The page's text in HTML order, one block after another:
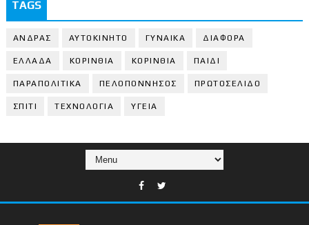
TAGS
ΑΝΔΡΑΣ ΑΥΤΟΚΙΝΗΤΟ ΓΥΝΑΙΚΑ ΔΙΑΦΟΡΑ
ΕΛΛΑΔΑ ΚΟΡΙΝΘΙΑ ΚΟΡΙΝΘΙA ΠΑΙΔΙ
ΠΑΡΑΠΟΛΙΤΙΚΑ ΠΕΛΟΠΟΝΝΗΣΟΣ ΠΡΩΤΟΣΕΛΙΔΟ
ΣΠΙΤΙ ΤΕΧΝΟΛΟΓΙΑ ΥΓΕΙΑ